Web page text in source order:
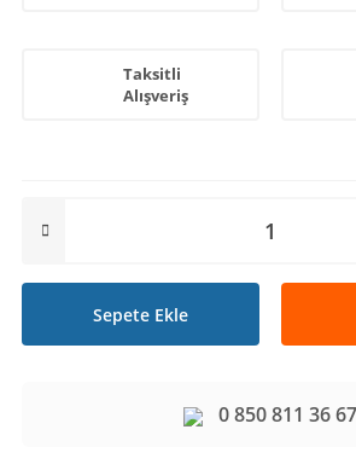
Taksitli
Alışveriş
Sepete Ekle
0 850 811 36 67